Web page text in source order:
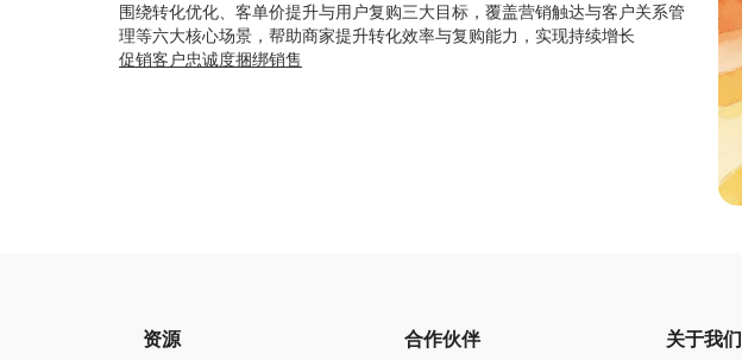
围绕转化优化、客单价提升与用户复购三大目标，覆盖营销触达与客户关系管
理等六大核心场景，帮助商家提升转化效率与复购能力，实现持续增长
促销客户忠诚度捆绑销售
资源 合作伙伴 关于我们